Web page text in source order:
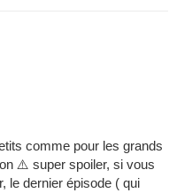
comme pour les grands
super spoiler, si vous
le dernier épisode ( qui